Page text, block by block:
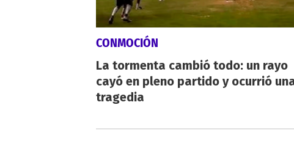
CONMOCIÓN
La tormenta cambió todo: un rayo
cayó en pleno partido y ocurrió
tragedia